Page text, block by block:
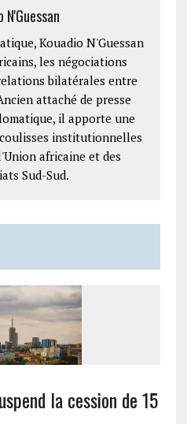
N'Guessan
Kouadio N'Guessan
les négociations
bilatérales entre
attaché de presse
il apporte une
institutionnelles
africaine et des
Sud-Sud.
la cession de 15